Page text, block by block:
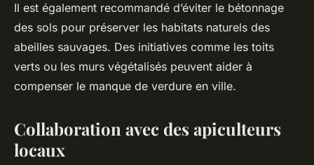
Il est également recommandé d’éviter le bétonnage
des sols pour préserver les habitats naturels des
abeilles sauvages. Des initiatives comme les toits
verts ou les murs végétalisés peuvent aider à
compenser le manque de verdure en ville.
Collaboration avec des apiculteurs
locaux